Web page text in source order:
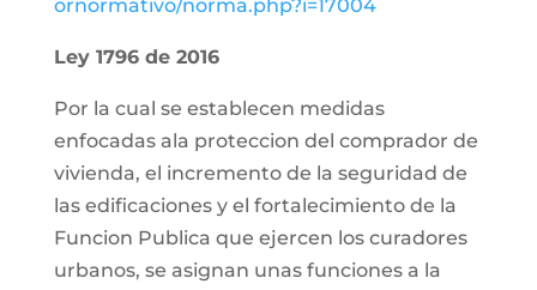
ornormativo/norma.php?i=17004
Ley 1796 de 2016
Por la cual se establecen medidas
enfocadas ala proteccion del comprador de
vivienda, el incremento de la seguridad de
las edificaciones y el fortalecimiento de la
Funcion Publica que ejercen los curadores
urbanos, se asignan unas funciones a la